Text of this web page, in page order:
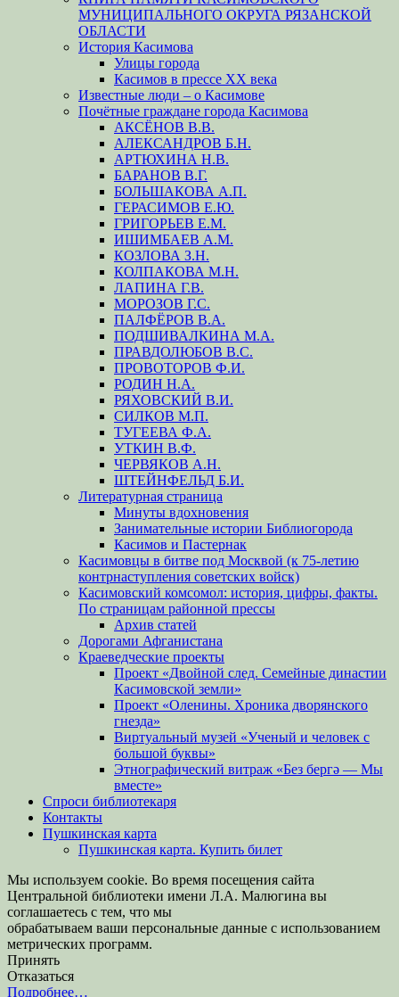
МУНИЦИПАЛЬНОГО ОКРУГА РЯЗАНСКОЙ
ОБЛАСТИ
История Касимова
Улицы города
Касимов в прессе XX века
Известные люди – о Касимове
Почётные граждане города Касимова
АКСЁНОВ В.В.
АЛЕКСАНДРОВ Б.Н.
АРТЮХИНА Н.В.
БАРАНОВ В.Г.
БОЛЬШАКОВА А.П.
ГЕРАСИМОВ Е.Ю.
ГРИГОРЬЕВ Е.М.
ИШИМБАЕВ А.М.
КОЗЛОВА З.Н.
КОЛПАКОВА М.Н.
ЛАПИНА Г.В.
МОРОЗОВ Г.С.
ПАЛФЁРОВ В.А.
ПОДШИВАЛКИНА М.А.
ПРАВДОЛЮБОВ В.С.
ПРОВОТОРОВ Ф.И.
РОДИН Н.А.
РЯХОВСКИЙ В.И.
СИЛКОВ М.П.
ТУГЕЕВА Ф.А.
УТКИН В.Ф.
ЧЕРВЯКОВ А.Н.
ШТЕЙНФЕЛЬД Б.И.
Литературная страница
Минуты вдохновения
Занимательные истории Библиогорода
Касимов и Пастернак
Касимовцы в битве под Москвой (к 75-летию
контрнаступления советских войск)
Касимовский комсомол: история, цифры, факты.
По страницам районной прессы
Архив статей
Дорогами Афганистана
Краеведческие проекты
Проект «Двойной след. Семейные династии
Касимовской земли»
Проект «Оленины. Хроника дворянского
гнезда»
Виртуальный музей «Ученый и человек с
большой буквы»
Этнографический витраж «Без бергə — Мы
вместе»
Спроси библиотекаря
Контакты
Пушкинская карта
Пушкинская карта. Купить билет
Мы используем cookie. Во время посещения сайта
Центральной библиотеки имени Л.А. Малюгина вы
соглашаетесь с тем, что мы
обрабатываем ваши персональные данные с использованием
метрических программ.
Принять
Отказаться
Подробнее…